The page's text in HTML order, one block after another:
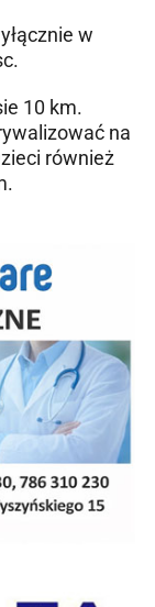
w
10 km.
na
również